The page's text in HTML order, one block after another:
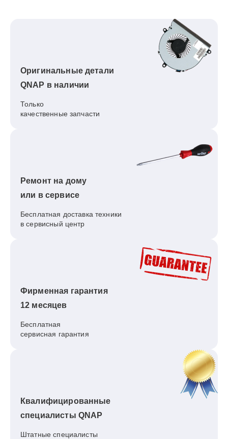
Оригинальные детали
QNAP в наличии
Только
качественные запчасти
Ремонт на дому
или в сервисе
Бесплатная доставка техники
в сервисный центр
Фирменная гарантия
12 месяцев
Бесплатная
сервисная гарантия
Квалифицированные
специалисты QNAP
Штатные специалисты